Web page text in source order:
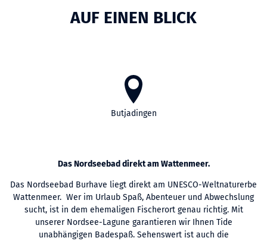
AUF EINEN BLICK
Butjadingen
Das Nordseebad direkt am Wattenmeer.
Das Nordseebad Burhave liegt direkt am UNESCO-Weltnaturerbe
Wattenmeer. Wer im Urlaub Spaß, Abenteuer und Abwechslung
sucht, ist in dem ehemaligen Fischerort genau richtig. Mit
unserer Nordsee-Lagune garantieren wir Ihnen Tide
unabhängigen Badespaß. Sehenswert ist auch die